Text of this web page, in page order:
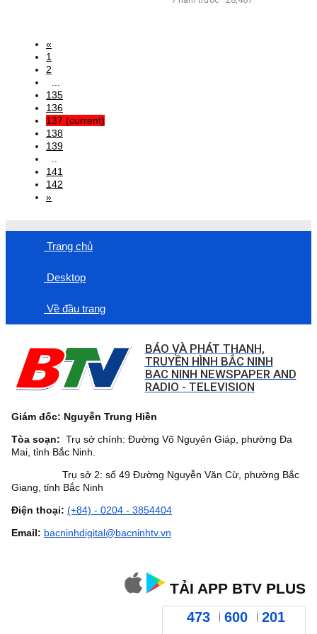
«
1
2
135
136
137 (current)
138
139
141
142
»
Trang chủ
Desktop
Về đầu trang
BÁO VÀ PHÁT THANH,
TRUYỀN HÌNH BẮC NINH
BAC NINH NEWSPAPER AND
RADIO - TELEVISION
Giám đốc: Nguyễn Trung Hiền
Tòa soạn: Trụ sở chính: Đường Võ Nguyên Giáp, phường Đa
Mai, tỉnh Bắc Ninh.
Trụ sở 2: số 49 Đường Nguyễn Văn Cừ, phường Bắc
Giang, tỉnh Bắc Ninh
Điện thoại: (+84) - 0204 - 3854404
Email: bacninhdigital@bacninhtv.vn
TẢI APP BTV PLUS
473 600 201